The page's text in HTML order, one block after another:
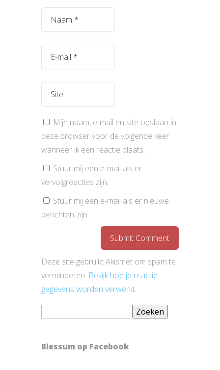
Mijn naam, e-mail en site opslaan in
deze browser voor de volgende keer
wanneer ik een reactie plaats.
Stuur mij een e-mail als er
vervolgreacties zijn.
Stuur mij een e-mail als er nieuwe
berichten zijn.
Deze site gebruikt Akismet om spam te
verminderen. Bekijk hoe je reactie
gegevens worden verwerkt.
Zoeken
Blessum op Facebook